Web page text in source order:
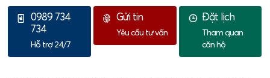
0989 734
734
Hỗ trợ 24/7
Gửi tin
Yêu cầu tư vấn
Đặt lịch
Tham quan
căn hộ